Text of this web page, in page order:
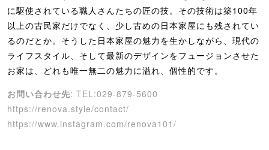
に駆使されている職人さんたちの匠の技。その技術は築100年
以上の古民家だけでなく、少し古めの日本家屋にも残されてい
るのだとか。そうした日本家屋の魅力を生かしながら、現代の
ライフスタイル、そして最新のデザインをフュージョンさせた
お家は、どれも唯一無二の魅力に溢れ、個性的です。
お問い合わせ先: TEL:029-879-5600
https://renova.style/contact/
https://www.instagram.com/renova101/